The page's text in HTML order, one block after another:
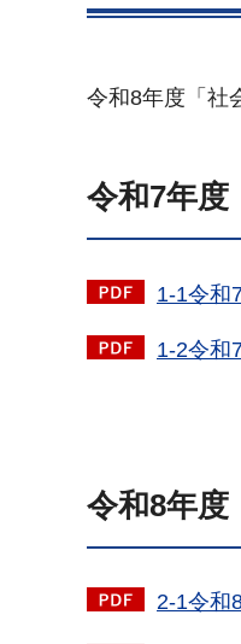
令和8年度「社
令和7年度
1-1令和
1-2令和
令和8年度
2-1令和